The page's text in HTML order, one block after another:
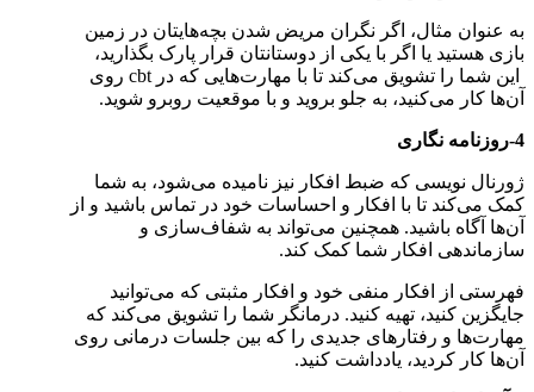
به عنوان مثال، اگر نگران مریض شدن بچه‌هایتان در زمین
بازی هستید یا اگر با یکی از دوستانتان قرار پارک بگذارید،
این شما را تشویق می‌کند تا با مهارت‌هایی که در cbt روی
آن‌ها کار می‌کنید، به جلو بروید و با موقعیت روبرو شوید.
4-روزنامه نگاری
ژورنال نویسی که ضبط افکار نیز نامیده می‌شود، به شما
کمک می‌کند تا با افکار و احساسات خود در تماس باشید و از
آن‌ها آگاه باشید. همچنین می‌تواند به شفاف‌سازی و
سازماندهی افکار شما کمک کند.
فهرستی از افکار منفی خود و افکار مثبتی که می‌توانید
جایگزین کنید، تهیه کنید. درمانگر شما را تشویق می‌کند که
مهارت‌ها و رفتارهای جدیدی را که بین جلسات درمانی روی
آن‌ها کار کردید، یادداشت کنید.